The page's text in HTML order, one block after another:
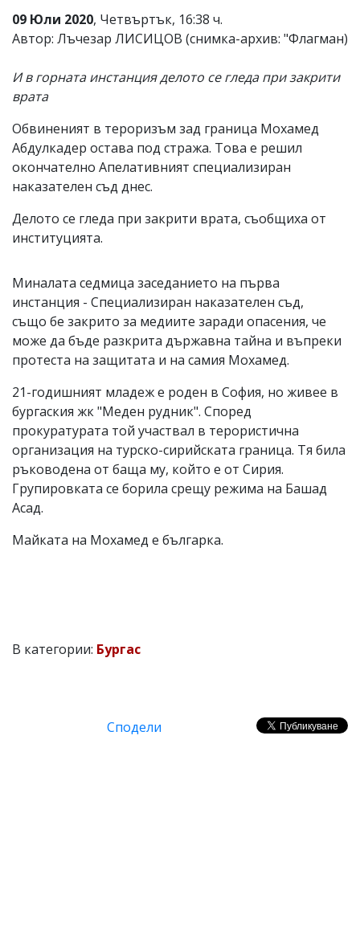
ни!
09 Юли 2020, Четвъртък, 16:38 ч.
Автор: Лъчезар ЛИСИЦОВ (снимка-архив: "Флагман)
И в горната инстанция делото се гледа при закрити
врата
Обвиненият в тероризъм зад граница Мохамед
Абдулкадер остава под стража. Това е решил
окончателно Апелативният специализиран
наказателен съд днес.
Делото се гледа при закрити врата, съобщиха от
институцията.
Миналата седмица заседанието на първа
инстанция - Специализиран наказателен съд,
също бе закрито за медиите заради опасения, че
може да бъде разкрита държавна тайна и въпреки
протеста на защитата и на самия Мохамед.
21-годишният младеж е роден в София, но живее в
бургаския жк "Меден рудник". Според
прокуратурата той участвал в терористична
организация на турско-сирийската граница. Тя била
ръководена от баща му, който е от Сирия.
Групировката се борила срещу режима на Башад
Асад.
Майката на Мохамед е българка.
В категории: Бургас
Сподели